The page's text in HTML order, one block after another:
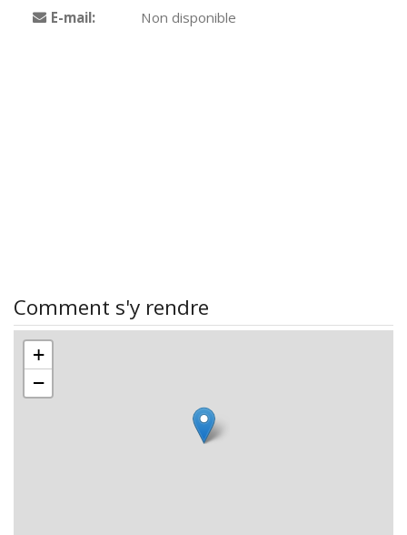
E-mail:
Non disponible
Comment s'y rendre
+
−